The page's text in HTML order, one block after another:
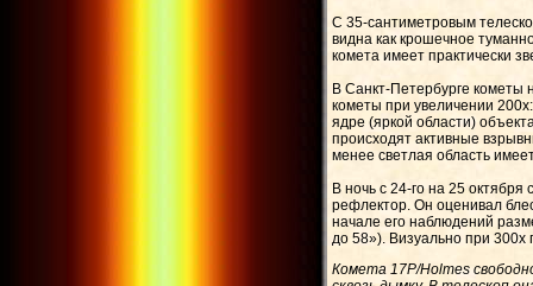
С 35-сантиметровым
видна как крошечное
комета имеет практически
В Санкт-Петербурге кометы
кометы при увеличении
ядре (яркой области)
происходят активные
менее светлая область
В ночь с 24-го на 25
рефлектор. Он оценивал
начале его наблюдений
до 58»). Визуально при 300x
Комета 17P/Holmes